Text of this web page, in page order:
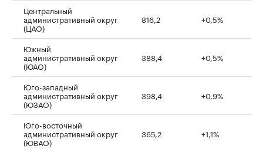
Центральный
административный округ
(ЦАО)
816,2 +0,5%
Южный
административный округ
(ЮАО)
388,4 +0,5%
Юго-западный
административный округ
(ЮЗАО)
398,4 +0,9%
Юго-восточный
административный округ
(ЮВАО)
365,2 +1,1%